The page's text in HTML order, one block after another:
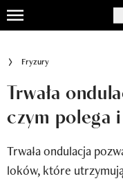
Skip
to
content
Nasze akcje
Fryzury
Trwała
czym polega
Trwała ondulacja
loków, które